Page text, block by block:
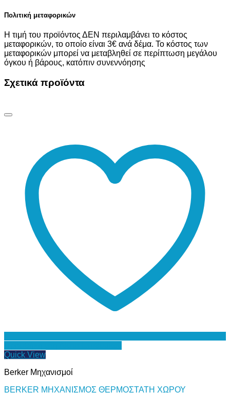
Πολιτική μεταφορικών
Η τιμή του προϊόντος ΔΕΝ περιλαμβάνει το κόστος
μεταφορικών, το οποίο είναι 3€ ανά δέμα. Το κόστος των
μεταφορικών μπορεί να μεταβληθεί σε περίπτωση μεγάλου
όγκου ή βάρους, κατόπιν συνεννόησης
Σχετικά προϊόντα
Quick View
Berker Μηχανισμοί
BERKER ΜΗΧΑΝΙΣΜΟΣ ΘΕΡΜΟΣΤΑΤΗ ΧΩΡΟΥ